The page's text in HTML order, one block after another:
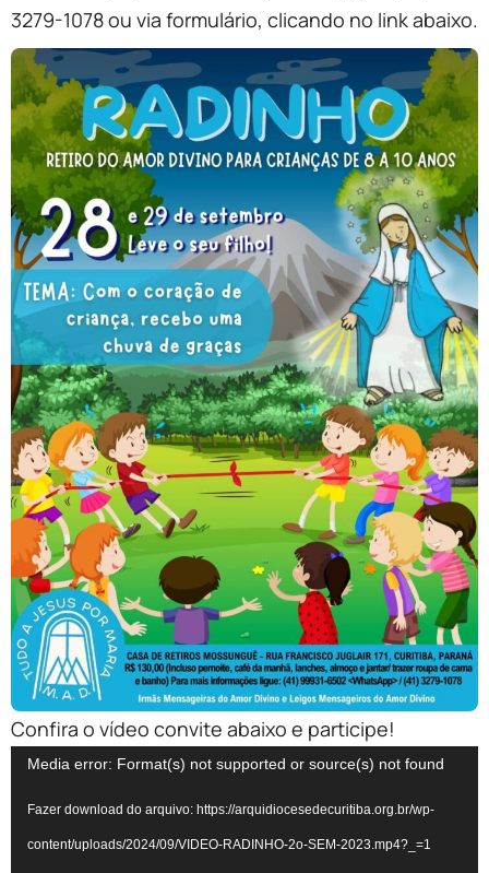
3279-1078 ou via formulário, clicando no link abaixo.
Confira o vídeo convite abaixo e participe!
Tocador
Media error: Format(s) not supported or source(s) not found
Fazer download do arquivo: https://arquidiocesedecuritiba.org.br/wp-
content/uploads/2024/09/VIDEO-RADINHO-2o-SEM-2023.mp4?_=1